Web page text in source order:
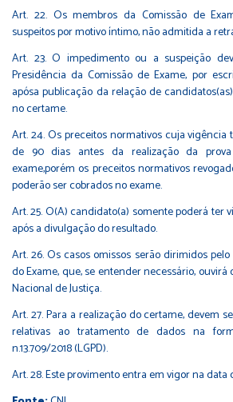
Art. 22. Os membros da Comissão de
suspeitos por motivo íntimo, não admitida a
Art. 23. O impedimento ou a suspeição
Presidência da Comissão de Exame, por
apósa publicação da relação de
no certame.
Art. 24. Os preceitos normativos cuja
de 90 dias antes da realização da
exame,porém os preceitos normativos
poderão ser cobrados no exame.
Art. 25. O(A) candidato(a) somente poderá ter
após a divulgação do resultado.
Art. 26. Os casos omissos serão dirimidos
do Exame, que, se entender necessário,
Nacional de Justiça.
Art. 27. Para a realização do certame, devem
relativas ao tratamento de dados na
n.13.709/2018 (LGPD).
Art. 28. Este provimento entra em vigor na data